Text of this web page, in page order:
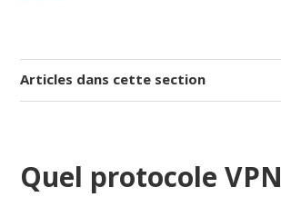
Articles dans cette section
Quel protocole